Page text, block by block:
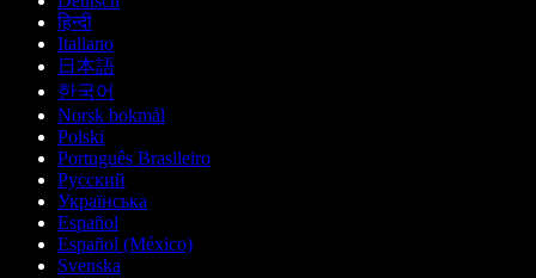
हिन्दी
Italiano
日本語
한국어
Norsk bokmål
Polski
Português Brasileiro
Русский
Українська
Español
Español (México)
Svenska